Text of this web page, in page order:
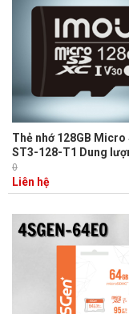
Thẻ nhớ 128GB Micro SD
ST3-128-T1 Dung
độ đọc 75MB/s, Tốc
35MB/s
0
Liên hệ